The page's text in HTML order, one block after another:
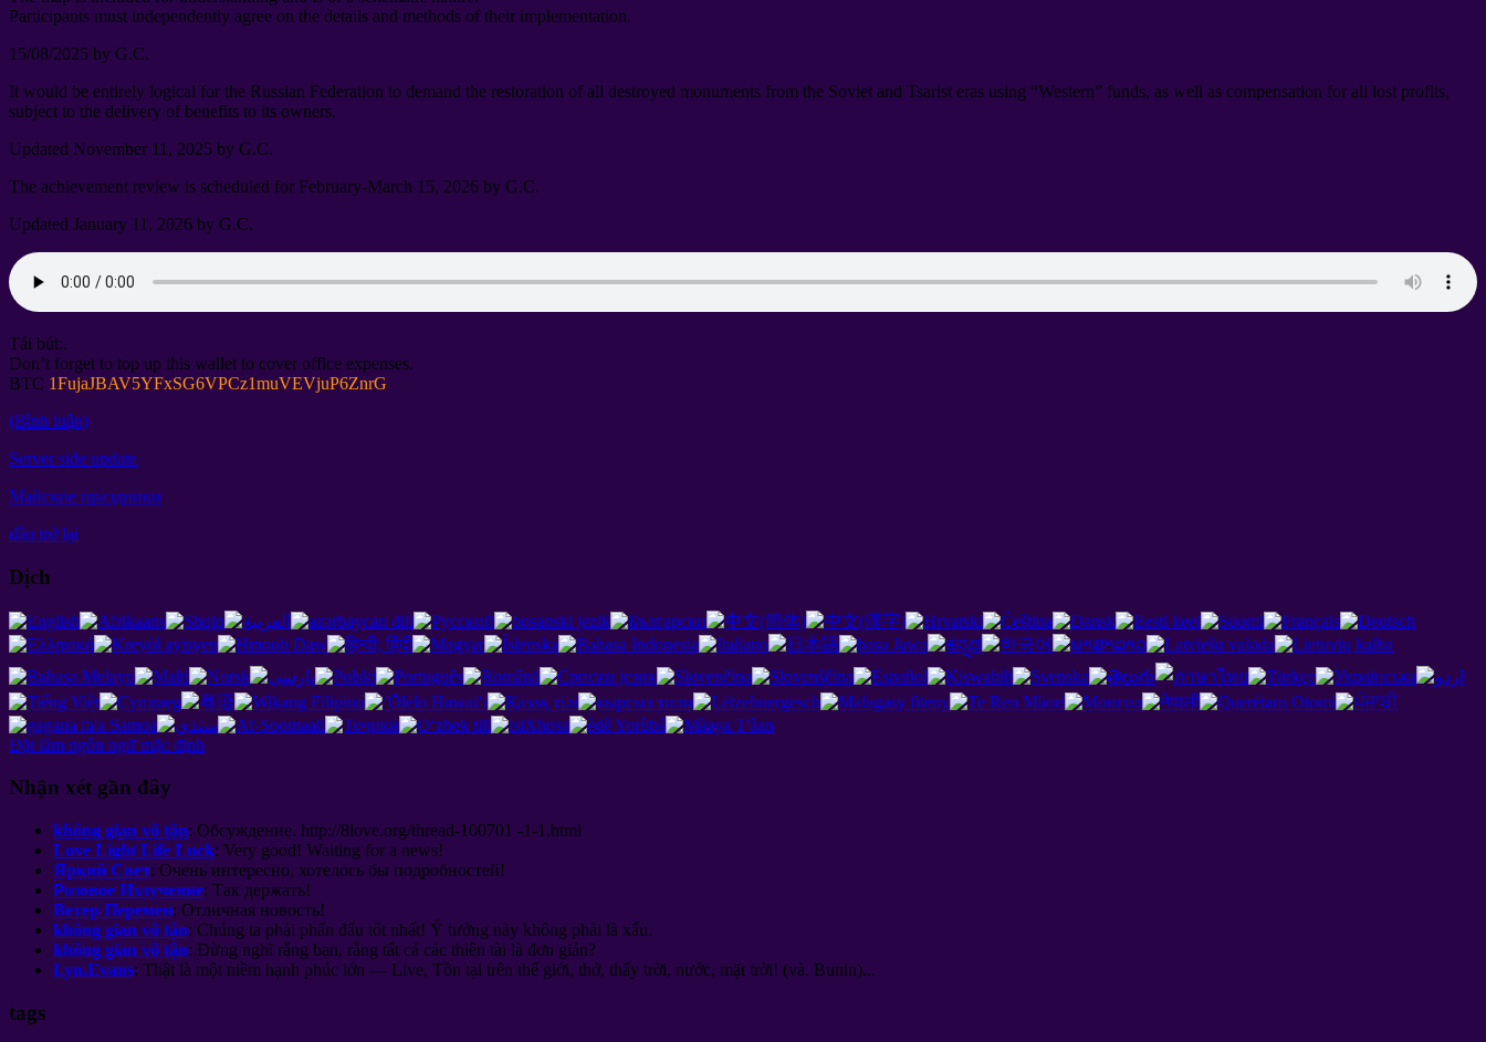
Participants must independently agree on the details and methods of their implementation.
15/08/2025 by G.C.
It would be entirely logical for the Russian Federation to demand the restoration of all destroyed monuments from the Soviet and Tsarist eras using “Western” funds, as well as compensation for all lost profits,
subject to the delivery of benefits to its owners.
Updated November 11, 2025 by G.C.
The achievement review is scheduled for February-March 15, 2026 by G.C.
Updated January 11, 2026 by G.C.
Tái bút:.
Don’t forget to top up this wallet to cover office expenses.
BTC 1FujaJBAV5YFxSG6VPCz1muVEVjuP6ZnrG
(Bình luận)
Server side update
Майские праздники
đầu trở lại
Dịch
Đặt làm ngôn ngữ mặc định
Nhận xét gần đây
không gian vô tận: Обсуждение. http://8love.org/thread-100701 -1-1.html
Love Light Life Luck: Very good! Waiting for a news!
Яркий Свет: Очень интересно, хотелось бы подробностей!
Розовое Излучение: Так держать!
Ветер Перемен: Отличная новость!
không gian vô tận: Chúng ta phải phấn đấu tốt nhất! Ý tưởng này không phải là xấu.
không gian vô tận: Đừng nghĩ rằng bạn, rằng tất cả các thiên tài là đơn giản?
Lyn.Evans: Thật là một niềm hạnh phúc lớn — Live, Tồn tại trên thế giới, thở, thấy trời, nước, mặt trời! (và. Bunin)...
tags